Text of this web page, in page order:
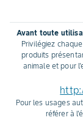
Avant toute
Privilégiez
produits
animale et pour
Pour les usages
référer à